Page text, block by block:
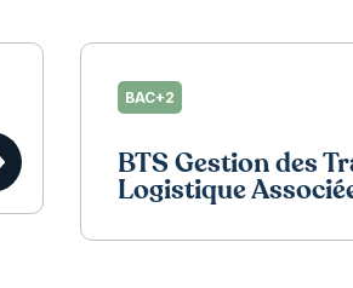
BAC+2
BTS Gestion des
Logistique